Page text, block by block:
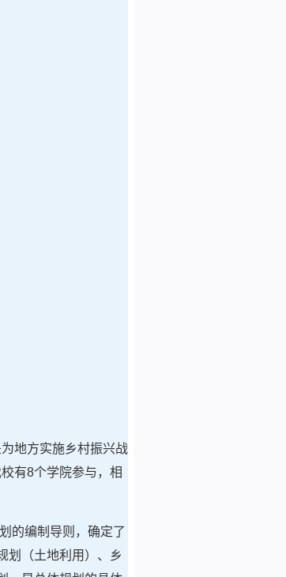
地方实施乡村振兴战
有8个学院参与，相
的编制导则，确定了
划（土地利用）、乡